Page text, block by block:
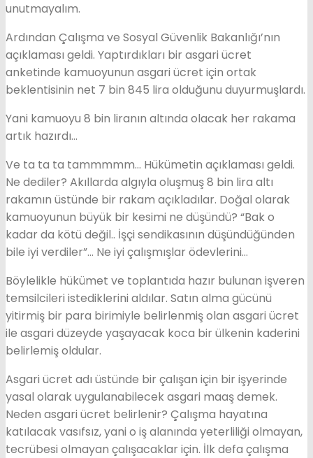
unutmayalım.
Ardından Çalışma ve Sosyal Güvenlik Bakanlığı’nın
açıklaması geldi. Yaptırdıkları bir asgari ücret
anketinde kamuoyunun asgari ücret için ortak
beklentisinin net 7 bin 845 lira olduğunu duyurmuşlardı.
Yani kamuoyu 8 bin liranın altında olacak her rakama
artık hazırdı…
Ve ta ta ta tammmmm… Hükümetin açıklaması geldi.
Ne dediler? Akıllarda algıyla oluşmuş 8 bin lira altı
rakamın üstünde bir rakam açıkladılar. Doğal olarak
kamuoyunun büyük bir kesimi ne düşündü? “Bak o
kadar da kötü değil.. İşçi sendikasının düşündüğünden
bile iyi verdiler”… Ne iyi çalışmışlar ödevlerini…
Böylelikle hükümet ve toplantıda hazır bulunan işveren
temsilcileri istediklerini aldılar. Satın alma gücünü
yitirmiş bir para birimiyle belirlenmiş olan asgari ücret
ile asgari düzeyde yaşayacak koca bir ülkenin kaderini
belirlemiş oldular.
Asgari ücret adı üstünde bir çalışan için bir işyerinde
yasal olarak uygulanabilecek asgari maaş demek.
Neden asgari ücret belirlenir? Çalışma hayatına
katılacak vasıfsız, yani o iş alanında yeterliliği olmayan,
tecrübesi olmayan çalışacaklar için. İlk defa çalışma